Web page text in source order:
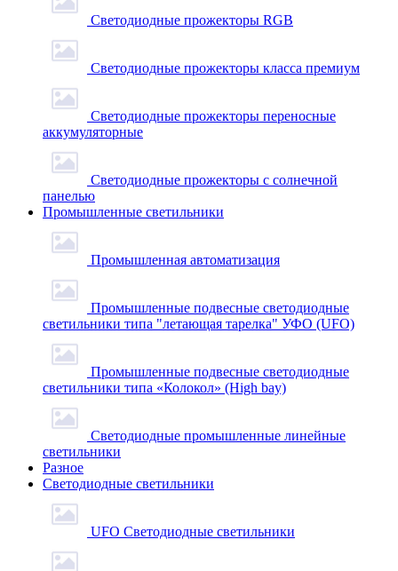
Светодиодные прожекторы RGB
Светодиодные прожекторы класса премиум
Светодиодные прожекторы переносные
аккумуляторные
Светодиодные прожекторы с солнечной
панелью
Промышленные светильники
Промышленная автоматизация
Промышленные подвесные cветодиодные
светильники типа "летающая тарелка" УФО (UFO)
Промышленные подвесные cветодиодные
светильники типа «Колокол» (High bay)
Светодиодные промышленные линейные
светильники
Разное
Светодиодные светильники
UFO Светодиодные светильники